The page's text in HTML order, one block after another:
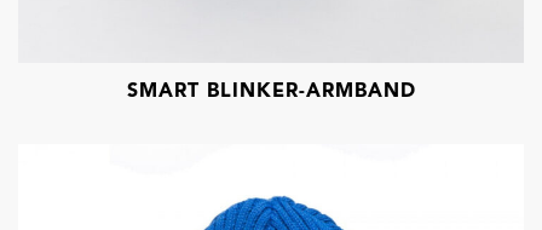
SMART BLINKER-ARMBAND